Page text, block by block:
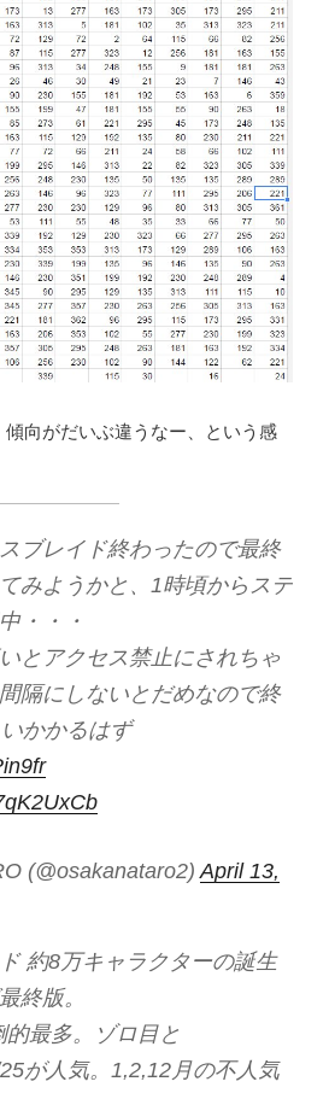
向がだいぶ違うなー、という感
ブレイド終わったので最終
みようかと、1時頃からステ
・・・
とアクセス禁止にされちゃ
隔にしないとだめなので終
かかるはず
(@osakanataro2)April 13,
約8万キャラクターの誕生
終版。
最多。ゾロ目と
が人気。1,2,12月の不人気